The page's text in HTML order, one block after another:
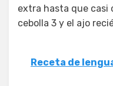
extra hasta que casi
cebolla 3 y el ajo
Receta de